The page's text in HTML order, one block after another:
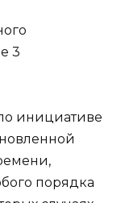
3
инициативе
порядка